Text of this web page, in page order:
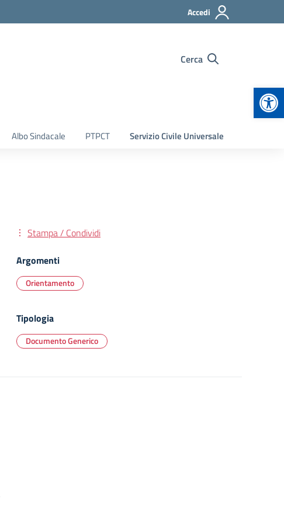
Accedi
Cerca
Albo Sindacale PTPCT Servizio Civile Universale
Stampa / Condividi
Argomenti
Orientamento
Tipologia
Documento Generico